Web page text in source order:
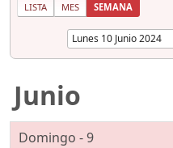
LISTA MES SEMANA
Junio
Domingo - 9